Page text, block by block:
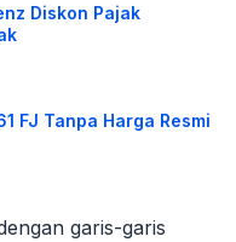
Diskon Pajak
FJ Tanpa Harga Resmi
garis-garis